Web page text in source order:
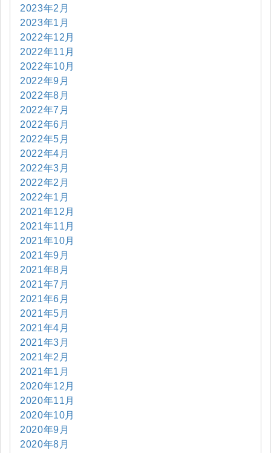
2023年2月
2023年1月
2022年12月
2022年11月
2022年10月
2022年9月
2022年8月
2022年7月
2022年6月
2022年5月
2022年4月
2022年3月
2022年2月
2022年1月
2021年12月
2021年11月
2021年10月
2021年9月
2021年8月
2021年7月
2021年6月
2021年5月
2021年4月
2021年3月
2021年2月
2021年1月
2020年12月
2020年11月
2020年10月
2020年9月
2020年8月